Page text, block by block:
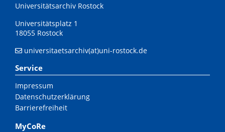
Universitätsarchiv Rostock
Universitätsplatz 1
18055 Rostock
universitaetsarchiv(at)uni-rostock.de
Service
Impressum
Datenschutzerklärung
Barrierefreiheit
MyCoRe